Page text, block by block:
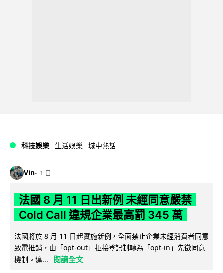
科技娛樂 生活娛樂 城中熱話
Vin 1 日
法國 8 月 11 日出新例 未經同意嚴禁
Cold Call 違規企業最高罰 345 萬
法國將於 8 月 11 日起實施新例，全面禁止企業未經消費者同意
致電推銷，由「opt-out」拒接登記制轉為「opt-in」先徵同意
機制。違...
閱讀全文